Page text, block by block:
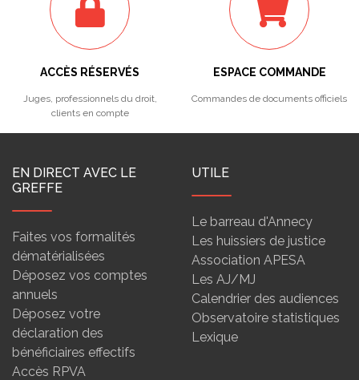
ACCÈS RÉSERVÉS
Juges, professionnels du droit,
clients en compte
ESPACE COMMANDE
Commandes de documents officiels
EN DIRECT AVEC LE
GREFFE
Faites vos formalités
dématérialisées
Déposez vos comptes
annuels
Déposez votre
déclaration des
bénéficiaires effectifs
Accès RPVA
UTILE
Le barreau d'Annecy
Les huissiers de justice
Association APESA
Les AJ/MJ
Calendrier des audiences
Observatoire statistiques
Lexique